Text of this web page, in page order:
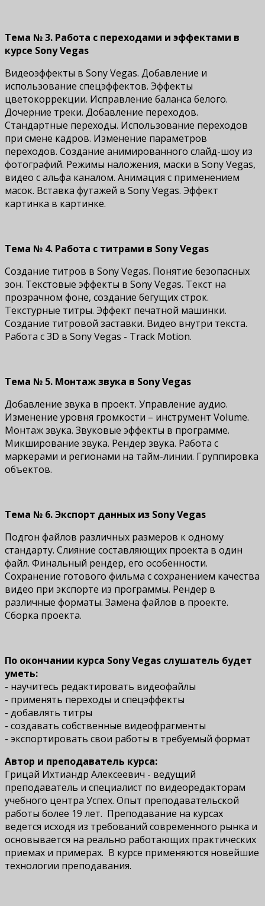
Тема № 3. Работа с переходами и эффектами в
курсе Sony Vegas
Видеоэффекты в Sony Vegas. Добавление и
использование спецэффектов. Эффекты
цветокоррекции. Исправление баланса белого.
Дочерние треки. Добавление переходов.
Стандартные переходы. Использование переходов
при смене кадров. Изменение параметров
переходов. Создание анимированного слайд-шоу из
фотографий. Режимы наложения, маски в Sony Vegas,
видео с альфа каналом. Анимация с применением
масок. Вставка футажей в Sony Vegas. Эффект
картинка в картинке.
Тема № 4. Работа с титрами в Sony Vegas
Создание титров в Sony Vegas. Понятие безопасных
зон. Текстовые эффекты в Sony Vegas. Текст на
прозрачном фоне, создание бегущих строк.
Текстурные титры. Эффект печатной машинки.
Создание титровой заставки. Видео внутри текста.
Работа с 3D в Sony Vegas - Track Motion.
Тема № 5. Монтаж звука в Sony Vegas
Добавление звука в проект. Управление аудио.
Изменение уровня громкости – инструмент Volume.
Монтаж звука. Звуковые эффекты в программе.
Микширование звука. Рендер звука. Работа с
маркерами и регионами на тайм-линии. Группировка
объектов.
Тема № 6. Экспорт данных из Sony Vegas
Подгон файлов различных размеров к одному
стандарту. Слияние составляющих проекта в один
файл. Финальный рендер, его особенности.
Сохранение готового фильма с сохранением качества
видео при экспорте из программы. Рендер в
различные форматы. Замена файлов в проекте.
Сборка проекта.
По окончании курса Sony Vegas слушатель будет
уметь:
- научитесь редактировать видеофайлы
- применять переходы и спецэффекты
- добавлять титры
- создавать собственные видеофрагменты
- экспортировать свои работы в требуемый формат
Автор и преподаватель курса:
Грицай Ихтиандр Алексеевич - ведущий
преподаватель и специалист по видеоредакторам
учебного центра Успех. Опыт преподавательской
работы более 19 лет. Преподавание на курсах
ведется исходя из требований современного рынка и
основывается на реально работающих практических
приемах и примерах. В курсе применяются новейшие
технологии преподавания.